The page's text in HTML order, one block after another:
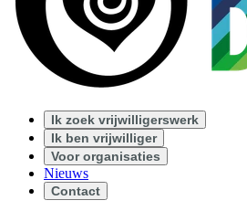
Ik zoek vrijwilligerswerk
Ik ben vrijwilliger
Voor organisaties
Nieuws
Contact